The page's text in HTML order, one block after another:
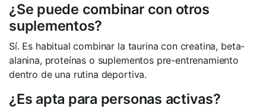
¿Se puede combinar con otros
suplementos?
Sí. Es habitual combinar la taurina con creatina, beta-
alanina, proteínas o suplementos pre-entrenamiento
dentro de una rutina deportiva.
¿Es apta para personas activas?